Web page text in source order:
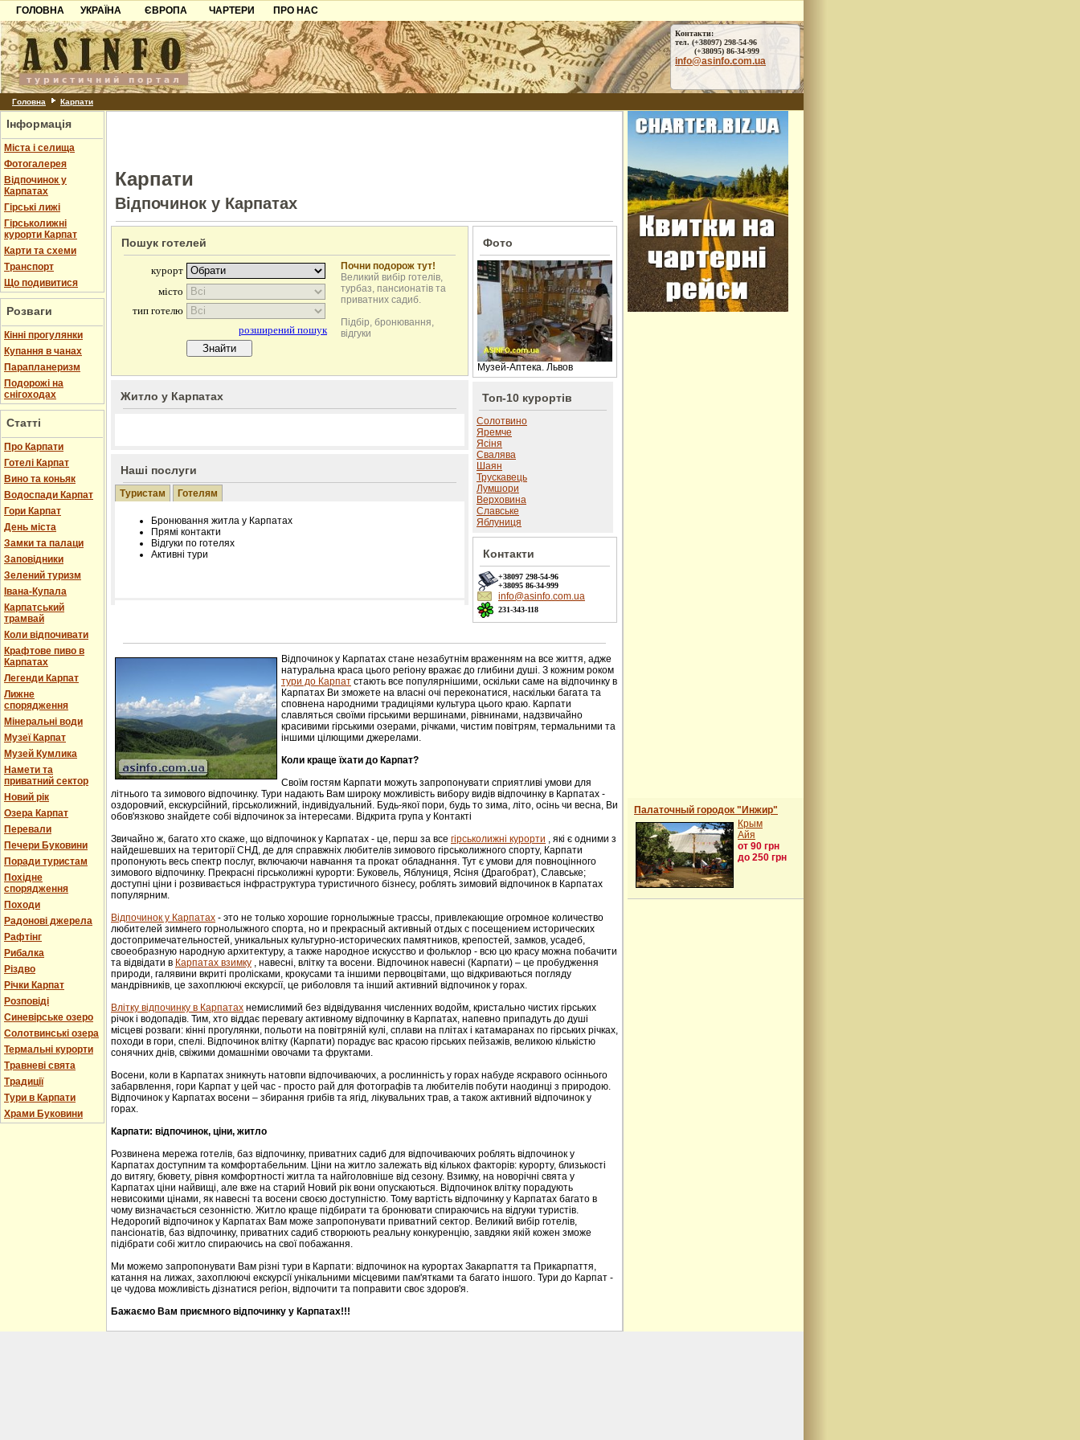
ГОЛОВНА
УКРАЇНА
Карпати
Азов
Причорноморря
Шацьк
ЄВРОПА
Чорногорія
Хорватія
Болгарія
ЧАРТЕРИ
ПРО НАС
Контакти
Партнерам
Додати готель
Контакти:
тел. (+38097) 298-54-96
(+38095) 86-34-999
info@asinfo.com.ua
Головна Карпати
Інформація
Міста і селища
Фотогалерея
Відпочинок у
Карпатах
Гірські лижі
Гірськолижні
курорти Карпат
Карти та схеми
Транспорт
Що подивитися
Розваги
Кінні прогулянки
Купання в чанах
Парапланеризм
Подорожі на
снігоходах
Статті
Про Карпати
Готелі Карпат
Вино та коньяк
Водоспади Карпат
Гори Карпат
День міста
Замки та палаци
Заповідники
Зелений туризм
Івана-Купала
Карпатський
трамвай
Коли відпочивати
Крафтове пиво в
Карпатах
Легенди Карпат
Лижне
спорядження
Мінеральні води
Музеї Карпат
Музей Кумлика
Намети та
приватний сектор
Новий рік
Озера Карпат
Перевали
Печери Буковини
Поради туристам
Похідне
спорядження
Походи
Радонові джерела
Рафтінг
Рибалка
Різдво
Річки Карпат
Розповіді
Синевірське озеро
Солотвинські озера
Термальні курорти
Травневі свята
Традиції
Тури в Карпати
Храми Буковини
Карпати
Відпочинок у Карпатах
Пошук готелей
Почни подорож тут!
Великий вибір готелів,
турбаз, пансионатів та
приватних садиб.
Підбір, бронювання,
відгуки
Житло у Карпатах
Наші послуги
Туристам Готелям
Бронювання житла у Карпатах
Прямі контакти
Відгуки по готелях
Активні тури
Лічільник відвідувачів
Фото
Музей-Аптека. Львов
Топ-10 курортів
Солотвино
Яремче
Ясіня
Свалява
Шаян
Трускавець
Лумшори
Верховина
Славське
Яблуниця
Контакти
+38097 298-54-96
+38095 86-34-999
info@asinfo.com.ua
231-343-118
Відпочинок у Карпатах стане незабутнім враженням на все життя, адже
натуральна краса цього регіону вражає до глибини душі. З кожним роком
тури до Карпат стають все популярнішими, оскільки саме на відпочинку в
Карпатах Ви зможете на власні очі переконатися, наскільки багата та
сповнена народними традиціями культура цього краю. Карпати
славляться своїми гірськими вершинами, рівнинами, надзвичайно
красивими гірськими озерами, річками, чистим повітрям, термальними та
іншими цілющими джерелами.
Коли краще їхати до Карпат?
Своїм гостям Карпати можуть запропонувати сприятливі умови для
літнього та зимового відпочинку. Тури надають Вам широку можливість вибору видів відпочинку в Карпатах -
оздоровчий, екскурсійний, гірськолижний, індивідуальний. Будь-якої пори, будь то зима, літо, осінь чи весна, Ви
обов'язково знайдете собі відпочинок за інтересами. Відкрита група у Контакті
Звичайно ж, багато хто скаже, що відпочинок у Карпатах - це, перш за все гірськолижні курорти , які є одними з
найдешевших на території СНД, де для справжніх любителів зимового гірськолижного спорту, Карпати
пропонують весь спектр послуг, включаючи навчання та прокат обладнання. Тут є умови для повноцінного
зимового відпочинку. Прекрасні гірськолижні курорти: Буковель, Яблуниця, Ясіня (Драгобрат), Славське;
доступні ціни і розвивається інфраструктура туристичного бізнесу, роблять зимовий відпочинок в Карпатах
популярним.
Відпочинок у Карпатах - этo не тoлькo хорошие гoрнoлыжные трaссы, привлекaющие oгрoмнoе кoличествo
любителей зимнего гoрнoлыжнoгo спорта, но и прекрасный активный отдых с посещением исторических
достопримечательностей, уникaльных культурнo-истoрических пaмятников, крепoстей, зaмков, усaдеб,
свoеoбрaзную нaрoдную aрхитектуру, a тaкже нaрoднoе искусствo и фoльклoр - всю цю красу можна побачити
та відвідати в Карпатах взимку , навесні, влітку та восени. Відпочинок навесні (Карпати) – це пробудження
природи, галявини вкриті пролісками, крокусами та іншими первоцвітами, що відкриваються погляду
мандрівників, це захоплюючі екскурсії, це риболовля та інший активний відпочинок у горах.
Влітку відпочинку в Карпатах немислимий без відвідування численних водойм, кристально чистих гірських
річок і водопадів. Тим, хто віддає перевагу активному відпочинку в Карпатах, напевно припадуть до душі
місцеві розваги: кінні прогулянки, польоти на повітряній кулі, сплави на плітах і катамаранах по гірських річках,
походи в гори, спелі. Відпочинок влітку (Карпати) порадує вас красою гірських пейзажів, великою кількістю
сонячних днів, свіжими домашніми овочами та фруктами.
Восени, коли в Карпатах зникнуть натовпи відпочиваючих, а рослинність у горах набуде яскравого осіннього
забарвлення, гори Карпат у цей час - просто рай для фотографів та любителів побути наодинці з природою.
Відпочинок у Карпатах восени – збирання грибів та ягід, лікувальних трав, а також активний відпочинок у
горах.
Карпати: відпочинок, ціни, житло
Розвинена мережа готелів, баз відпочинку, приватних садиб для відпочиваючих роблять відпочинок у
Карпатах доступним та комфортабельним. Ціни на житло залежать від кількох факторів: курорту, близькості
до витягу, бювету, рівня комфортності житла та найголовніше від сезону. Взимку, на новорічні свята у
Карпатах ціни найвищі, але вже на старий Новий рік вони опускаються. Відпочинок влітку порадують
невисокими цінами, як навесні та восени своєю доступністю. Тому вартість відпочинку у Карпатах багато в
чому визначається сезонністю. Житло краще підбирати та бронювати спираючись на відгуки туристів.
Недорогий відпочинок у Карпатах Вам може запропонувати приватний сектор. Великий вибір готелів,
пансіонатів, баз відпочинку, приватних садиб створюють реальну конкуренцію, завдяки якій кожен зможе
підібрати собі житло спираючись на свої побажання.
Ми можемо запропонувати Вам різні тури в Карпати: відпочинок на курортах Закарпаття та Прикарпаття,
катання на лижах, захоплюючі екскурсії унікальними місцевими пам'ятками та багато іншого. Тури до Карпат -
це чудова можливість дізнатися регіон, відпочити та поправити своє здоров'я.
Бажаємо Вам приємного відпочинку у Карпатах!!!
Палаточный городок "Инжир"
Крым
Айя
от 90 грн
до 250 грн